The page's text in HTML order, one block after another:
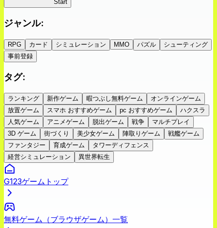
Start
ジャンル:
RPG カード シミュレーション MMO パズル
シューティング
事前登録
タグ:
ランキング 新作ゲーム 暇つぶし無料ゲーム
オンラインゲーム
放置ゲーム
スマホ おすすめゲーム pc おすすめゲーム
ハクスラ
人気ゲーム
アニメゲーム 脱出ゲーム 戦争
マルチプレイ
3D ゲーム
街づくり 美少女ゲーム 陣取りゲーム
戦艦ゲーム
ファンタジー
育成ゲーム
タワーディフェンス
経営シミュレーション
異世界転生
G123ゲームトップ
無料ゲーム（ブラウザゲーム）一覧